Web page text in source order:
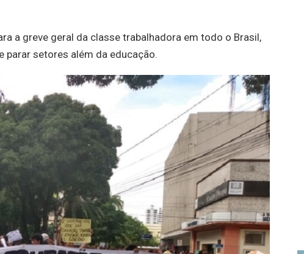
a greve geral da classe trabalhadora em todo o Brasil,
parar setores além da educação.